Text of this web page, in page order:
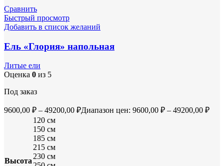
Сравнить
Быстрый просмотр
Добавить в список желаний
Ель «Глория» напольная
Литые ели
Оценка 0 из 5
Под заказ
9600,00 ₽ – 49200,00 ₽Диапазон цен: 9600,00 ₽ – 49200,00 ₽
Высота
120 см
150 см
185 см
215 см
230 см